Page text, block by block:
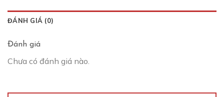
ĐÁNH GIÁ (0)
Đánh giá
Chưa có đánh giá nào.